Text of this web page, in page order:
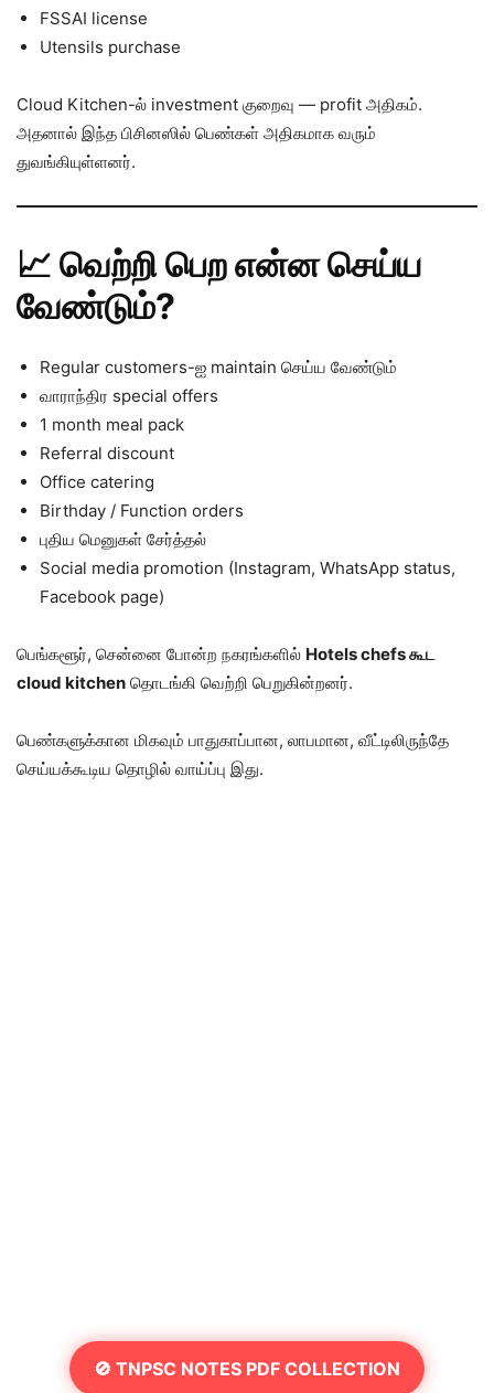
FSSAI license
Utensils purchase
Cloud Kitchen-ல் investment குறைவு — profit அதிகம்.
அதனால் இந்த பிசினஸில் பெண்கள் அதிகமாக வரும்
துவங்கியுள்ளனர்.
📈 வெற்றி பெற என்ன செய்ய
வேண்டும்?
Regular customers-ஐ maintain செய்ய வேண்டும்
வாராந்திர special offers
1 month meal pack
Referral discount
Office catering
Birthday / Function orders
புதிய மெனுகள் சேர்த்தல்
Social media promotion (Instagram, WhatsApp status,
Facebook page)
பெங்களூர், சென்னை போன்ற நகரங்களில் Hotels chefs கூட
cloud kitchen தொடங்கி வெற்றி பெறுகின்றனர்.
பெண்களுக்கான மிகவும் பாதுகாப்பான, லாபமான, வீட்டிலிருந்தே
செய்யக்கூடிய தொழில் வாய்ப்பு இது.
🚫 TNPSC NOTES PDF COLLECTION